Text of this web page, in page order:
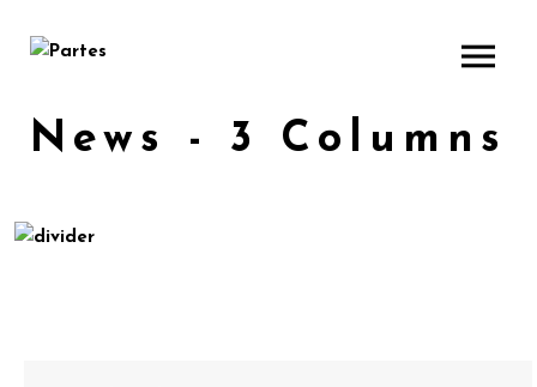
News - 3 Columns